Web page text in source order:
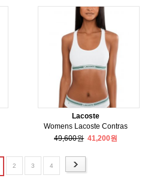
Lacoste
Womens Lacoste Contras
49,600원 41,200원
2 3 4